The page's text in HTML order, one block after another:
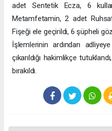
adet Sentetik Ecza, 6
Metamfetamin, 2 adet
Fişeği ele geçirildi, 6 şüpheli
İşlemlerinin ardından
çıkarıldığı hakimlikçe
bırakıldı.